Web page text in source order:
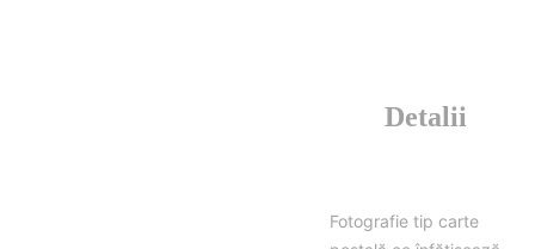
Detalii
Fotografie tip carte